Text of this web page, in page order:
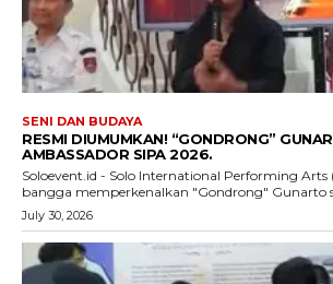
SENI DAN BUDAYA
RESMI DIUMUMKAN! “GONDRONG”
AMBASSADOR SIPA 2026.
Soloevent.id - Solo International Performing Arts
bangga memperkenalkan "Gondrong" Gunarto
July 30, 2026